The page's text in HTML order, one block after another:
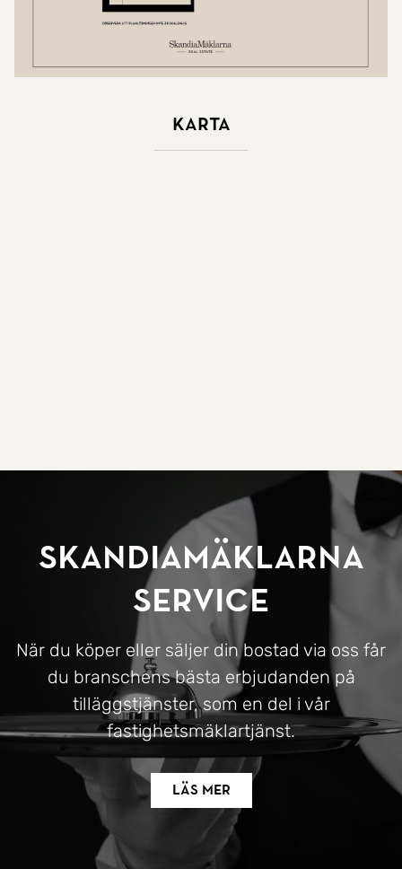
Karta
SkandiaMäklarna
Service
När du köper eller säljer din bostad via oss får
du branschens bästa erbjudanden på
tilläggstjänster, som en del i vår
fastighetsmäklartjänst.
Läs mer